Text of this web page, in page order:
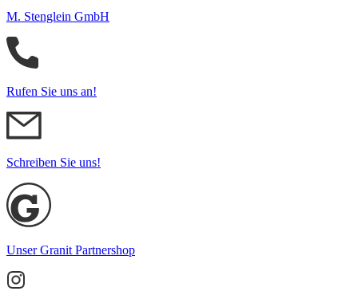
M. Stenglein GmbH
Rufen Sie uns an!
Schreiben Sie uns!
Unser Granit Partnershop